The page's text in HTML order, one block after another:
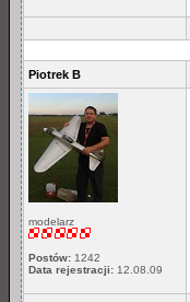
Piotrek B
modelarz
Postów: 1242
Data rejestracji: 12.08.09